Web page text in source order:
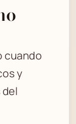
cuando
y